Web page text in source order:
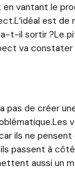
vantant le
est de
t-il sortir ?Le
va
pas de créer
ils ne pensent
passent à
aussi un